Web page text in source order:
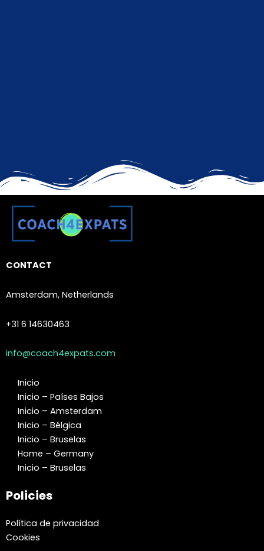
CONTACT
Amsterdam, Netherlands
+31 6 14630463
info@coach4expats.com
Inicio
Inicio – Países Bajos
Inicio – Amsterdam
Inicio – Bélgica
Inicio – Bruselas
Home – Germany
Inicio – Bruselas
Policies
Política de privacidad
Cookies